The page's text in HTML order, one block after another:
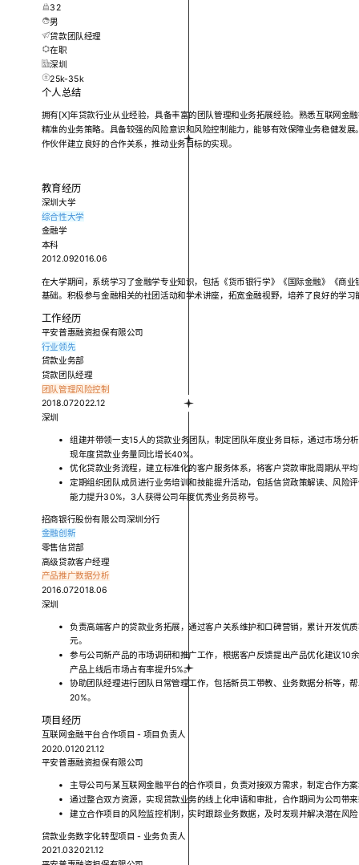
32
男
贷款团队经理
在职
深圳
25k-35k
个人总结
拥有[X]年贷款行业从业经验，具备丰富的团队管理和业务拓展经验。熟悉互联网金
精准的业务策略。具备较强的风险意识和风险控制能力，能够有效保障业务稳健发
作伙伴建立良好的合作关系，推动业务目标的实现。
教育经历
深圳大学
综合性大学
金融学
本科
2012.092016.06
在大学期间，系统学习了金融学专业知识，包括《货币银行学》《国际金融》《商
基础。积极参与金融相关的社团活动和学术讲座，拓宽金融视野，培养了良好的学习
工作经历
平安普惠融资担保有限公司
行业领先
贷款业务部
贷款团队经理
团队管理风险控制
2018.072022.12
深圳
组建并带领一支15人的贷款业务团队，制定团队年度业务目标，通过市场分
现年度贷款业务量同比增长40%。
优化贷款业务流程，建立标准化的客户服务体系，将客户贷款审批周期从平
定期组织团队成员进行业务培训和技能提升活动，包括信贷政策解读、风险
能力提升30%，3人获得公司年度优秀业务员称号。
招商银行股份有限公司深圳分行
金融创新
零售信贷部
高级贷款客户经理
产品推广数据分析
2016.072018.06
深圳
负责高端客户的贷款业务拓展，通过客户关系维护和口碑营销，累计开发优
元。
参与公司新产品的市场调研和推广工作，根据客户反馈提出产品优化建议10
产品上线后市场占有率提升5%。
协助团队经理进行团队日常管理工作，包括新员工带教、业务数据分析等，
20%。
项目经历
互联网金融平台合作项目 - 项目负责人
2020.012021.12
平安普惠融资担保有限公司
主导公司与某互联网金融平台的合作项目，负责对接双方需求，制定合作方
通过整合双方资源，实现贷款业务的线上化申请和审批，合作期间为公司带
建立合作项目的风险监控机制，实时跟踪业务数据，及时发现并解决潜在风
贷款业务数字化转型项目 - 业务负责人
2021.032021.12